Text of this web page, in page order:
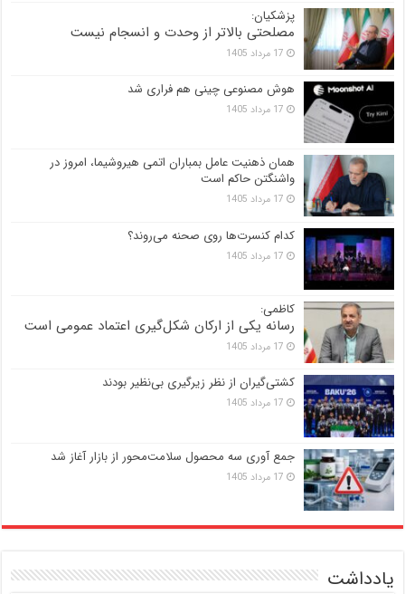
پزشکیان:
مصلحتی بالاتر از وحدت و انسجام نیست
17 مرداد 1405
هوش مصنوعی چینی هم فراری شد
17 مرداد 1405
همان ذهنیت عامل بمباران اتمی هیروشیما، امروز در
واشنگتن حاکم است
17 مرداد 1405
کدام کنسرت‌ها روی صحنه می‌روند؟
17 مرداد 1405
کاظمی:
رسانه یکی از ارکان شکل‌گیری اعتماد عمومی است
17 مرداد 1405
کشتی‌گیران از نظر زیرگیری بی‌نظیر بودند
17 مرداد 1405
جمع آوری سه محصول سلامت‌محور از بازار آغاز شد
17 مرداد 1405
یادداشت